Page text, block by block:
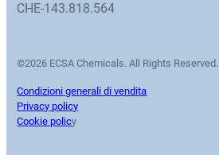
CHE-143.818.564
©2026 ECSA Chemicals. All Rights Reserved.
Condizioni generali di vendita
Privacy policy
Cookie policy